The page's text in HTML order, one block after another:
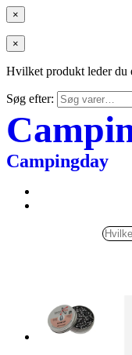
×
×
Hvilket produkt leder du
Søg efter:
Campingday